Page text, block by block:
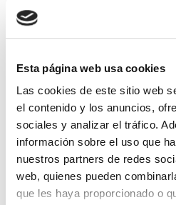
Esta página web usa cookies
Las cookies de este sitio web
el contenido y los anuncios,
sociales y analizar el tráfico.
información sobre el uso que
nuestros partners de redes
web, quienes pueden
que les haya proporcionado o
CREAM